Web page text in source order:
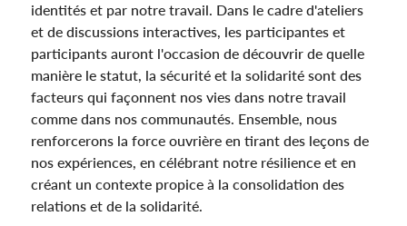
identités et par notre travail. Dans le cadre d'ateliers
et de discussions interactives, les participantes et
participants auront l'occasion de découvrir de quelle
manière le statut, la sécurité et la solidarité sont des
facteurs qui façonnent nos vies dans notre travail
comme dans nos communautés. Ensemble, nous
renforcerons la force ouvrière en tirant des leçons de
nos expériences, en célébrant notre résilience et en
créant un contexte propice à la consolidation des
relations et de la solidarité.